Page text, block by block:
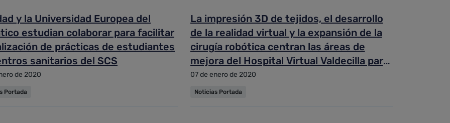
y la Universidad Europea del
estudian colaborar para facilitar
de prácticas de estudiantes
sanitarios del SCS
de 2020
Portada
La impresión 3D de tejidos, el desarrollo
de la realidad virtual y la expansión de la
cirugía robótica centran las áreas de
mejora del Hospital Virtual Valdecilla para
el próximo año
07 de enero de 2020
Noticias Portada